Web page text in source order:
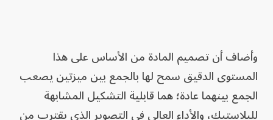
وأضاف أن تصميم المادة من الأساس على هذا
المستوى الدقيق سمح لها بالجمع بين ميزتين يصعب
الجمع بينهما عادة؛ هما قابلية التشكيل المشابهة
للبلاستيك، والأداء العالي في التصوير الذي يقترب من